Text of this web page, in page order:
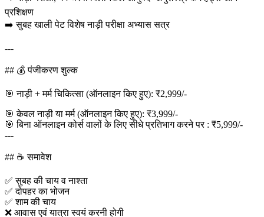
प्रशिक्षण
➡️ सुबह खाली पेट विशेष नाड़ी परीक्षा अभ्यास सत्र
---
## 💰 पंजीकरण शुल्क
🎯 नाड़ी + मर्म चिकित्सा (ऑनलाइन किए हुए): ₹2,999/-
🎯 केवल नाड़ी या मर्म (ऑनलाइन किए हुए): ₹3,999/-
🎯 बिना ऑनलाइन कोर्स वालों के लिए सीधे प्रतिभाग करने पर : ₹5,999/-
---
## ☕ समावेश
✅ सुबह की चाय व नाश्ता
✅ दोपहर का भोजन
✅ शाम की चाय
❌ आवास एवं यात्रा स्वयं करनी होगी